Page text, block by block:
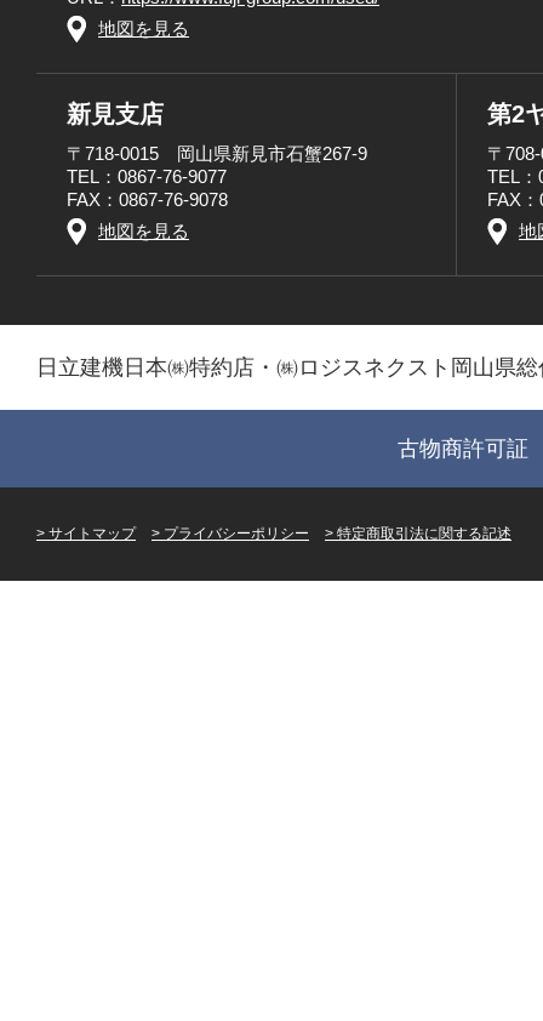
地図を見る
新見支店
〒718-0015 岡山県新見市石蟹267-9
TEL：0867-76-9077
FAX：0867-76-9078
地図を見る
第2
〒
TEL：
FAX
地
日立建機日本㈱特約店・㈱ロジスネクスト岡山県
古物商許可
サイトマップ プライバシーポリシー 特定商取引法に関する記述